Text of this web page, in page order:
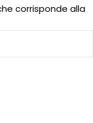
corrisponde alla